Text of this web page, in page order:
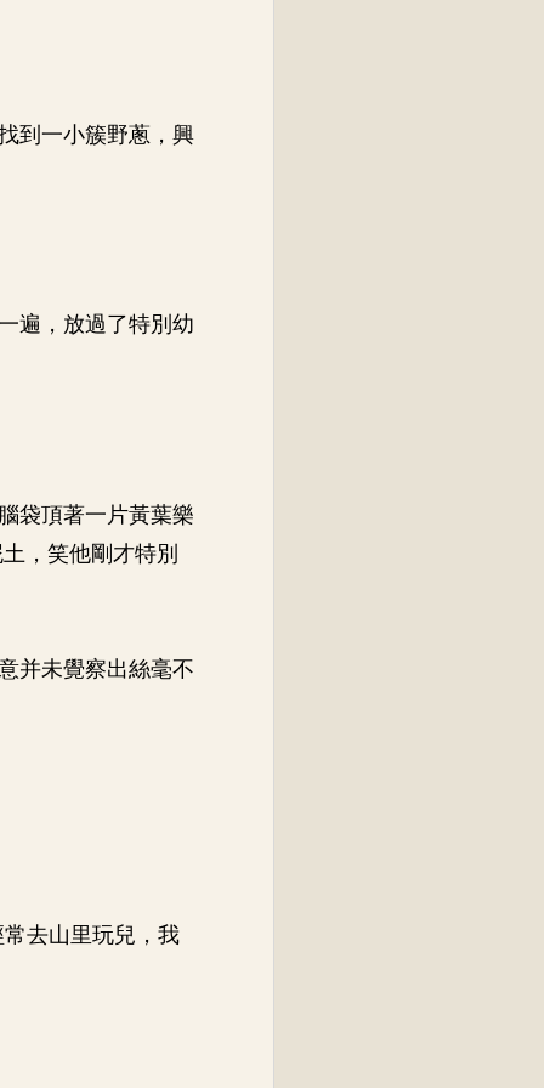
到一小簇野蔥，興
遍，放過了特別幼
袋頂著一片黃葉樂
，笑他剛才特別
并未覺察出絲毫不
去山里玩兒，我